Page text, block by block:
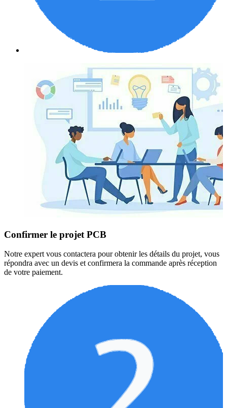
Confirmer le projet PCB
Notre expert vous contactera pour obtenir les détails du projet, vous
répondra avec un devis et confirmera la commande après réception
de votre paiement.